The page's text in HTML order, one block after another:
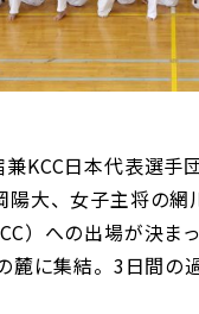
KCC日本代表選手
大、女子主将の
）への出場が決ま
に集結。3日間の